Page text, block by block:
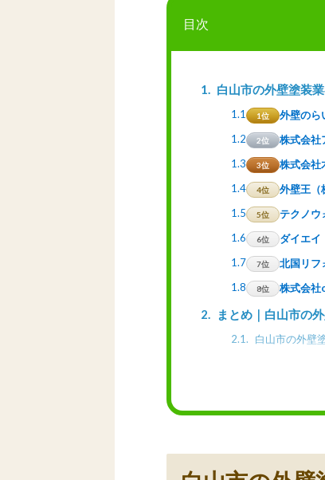
目次
1 白山市の外壁塗装
1.1 1位 外壁のら
1.2 2位 株式会社
1.3 3位 株式会社
1.4 4位 外壁王（
1.5 5位 テクノウ
1.6 6位 ダイエイ
1.7 7位 北国リフ
1.8 8位 株式会
2 まとめ｜白山市の
2.1 白山市の外壁